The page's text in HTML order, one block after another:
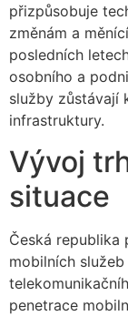
přizpůsobuje
změnám a
posledních
osobního a
služby zůstávají
infrastruktury.
Vývoj
situace
Česká republika
mobilních
penetrace